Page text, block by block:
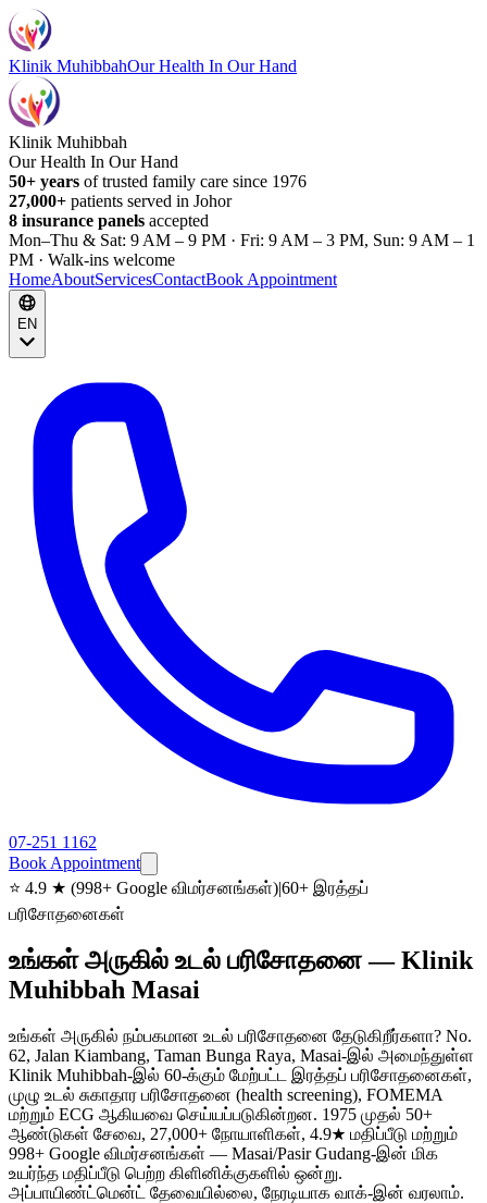
Klinik MuhibbahOur Health In Our Hand
Klinik Muhibbah
Our Health In Our Hand
50+ years of trusted family care since 1976
27,000+ patients served in Johor
8 insurance panels accepted
Mon–Thu & Sat: 9 AM – 9 PM · Fri: 9 AM – 3 PM, Sun: 9 AM – 1
PM · Walk-ins welcome
HomeAboutServicesContactBook Appointment
EN
07-251 1162
Book Appointment
⭐ 4.9 ★ (998+ Google விமர்சனங்கள்)|60+ இரத்தப்
பரிசோதனைகள்
உங்கள் அருகில் உடல் பரிசோதனை — Klinik
Muhibbah Masai
உங்கள் அருகில் நம்பகமான உடல் பரிசோதனை தேடுகிறீர்களா? No.
62, Jalan Kiambang, Taman Bunga Raya, Masai-இல் அமைந்துள்ள
Klinik Muhibbah-இல் 60-க்கும் மேற்பட்ட இரத்தப் பரிசோதனைகள்,
முழு உடல் சுகாதார பரிசோதனை (health screening), FOMEMA
மற்றும் ECG ஆகியவை செய்யப்படுகின்றன. 1975 முதல் 50+
ஆண்டுகள் சேவை, 27,000+ நோயாளிகள், 4.9★ மதிப்பீடு மற்றும்
998+ Google விமர்சனங்கள் — Masai/Pasir Gudang-இன் மிக
உயர்ந்த மதிப்பீடு பெற்ற கிளினிக்குகளில் ஒன்று.
அப்பாயிண்ட்மென்ட் தேவையில்லை, நேரடியாக வாக்-இன் வரலாம்.